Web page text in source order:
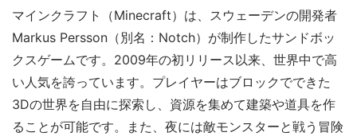
マインクラフト（Minecraft）は、スウェーデンの開発者
Markus Persson（別名：Notch）が制作したサンドボッ
クスゲームです。2009年の初リリース以来、世界中で高
い人気を誇っています。プレイヤーはブロックでできた
3Dの世界を自由に探索し、資源を集めて建築や道具を作
ることが可能です。また、夜には敵モンスターと戦う冒険